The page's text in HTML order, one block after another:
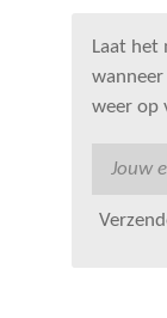
Laat het
weer op